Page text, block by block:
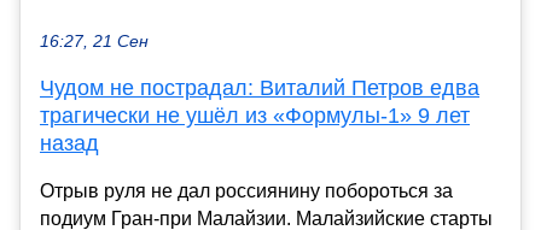
16:27, 21 Сен
Чудом не пострадал: Виталий Петров едва
трагически не ушёл из «Формулы-1» 9 лет
назад
Отрыв руля не дал россиянину побороться за
подиум Гран-при Малайзии. Малайзийские старты